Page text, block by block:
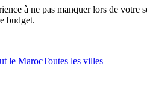
à ne pas manquer lors de
budget.
le MarocToutes les villes